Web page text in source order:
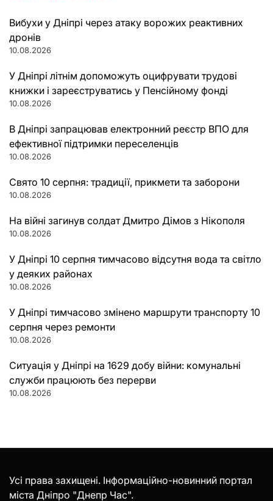
Вибухи у Дніпрі через атаку ворожих реактивних
дронів
10.08.2026
У Дніпрі літнім допоможуть оцифрувати трудові
книжки і зареєструватись у Пенсійному фонді
10.08.2026
В Дніпрі запрацював електронний реєстр ВПО для
ефективної підтримки переселенців
10.08.2026
Свято 10 серпня: традиції, прикмети та заборони
10.08.2026
На війні загинув солдат Дмитро Дімов з Нікополя
10.08.2026
У Дніпрі 10 серпня тимчасово відсутня вода та світло
у деяких районах
10.08.2026
У Дніпрі тимчасово змінено маршрути транспорту 10
серпня через ремонти
10.08.2026
Ситуація у Дніпрі на 1629 добу війни: комунальні
служби працюють без перерви
10.08.2026
Усі права захищені. Інформаційно-новинний портал
міста Дніпро "Днепр Час".